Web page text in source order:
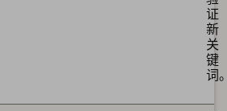
证
新
关
键
词